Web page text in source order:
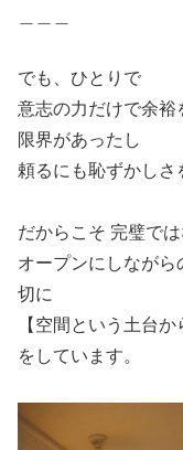
でも、ひとりで
意志の力だけで余裕
限界があったし
頼るにも恥ずかしさ
だからこそ 完璧で
オープンにしなが
切に
【空間という土台か
をしています。